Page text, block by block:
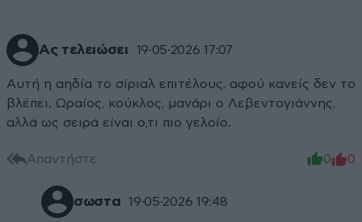
Ας τελειώσει 19·05·2026 17:07
Αυτή η αηδία το σίριαλ επιτέλους, αφού κανείς δεν το
βλέπει. Ωραίος, κούκλος, μανάρι ο Λεβεντογιάννης,
αλλά ως σειρά είναι ο,τι πιο γελοίο.
Απαντήστε 0 0
σωστα 19·05·2026 19:48